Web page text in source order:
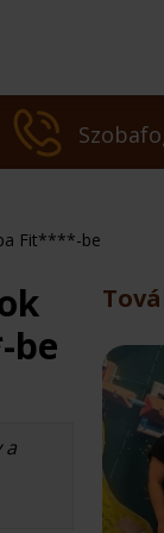
Fit****-be
be
a